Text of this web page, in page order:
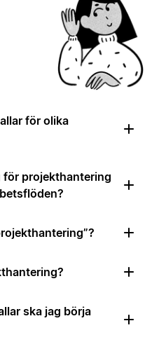
för olika
projekthantering
ska jag börja